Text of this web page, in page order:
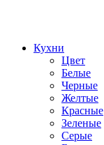
Кухни
Цвет
Белые
Черные
Желтые
Красные
Зеленые
Серые